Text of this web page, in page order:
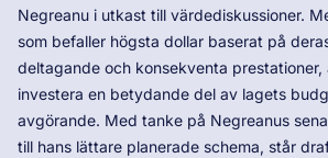
Negreanu i utkast till värdediskussioner.
som befaller högsta dollar baserat på
deltagande och konsekventa
investera en betydande del av lagets
avgörande. Med tanke på Negreanus
till hans lättare planerade schema, står